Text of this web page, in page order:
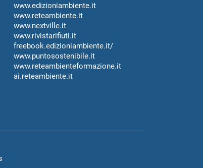
www.edizioniambiente.it
www.reteambiente.it
www.nextville.it
www.rivistarifiuti.it
freebook.edizioniambiente.it/
www.puntosostenibile.it
www.reteambienteformazione.it
ai.reteambiente.it